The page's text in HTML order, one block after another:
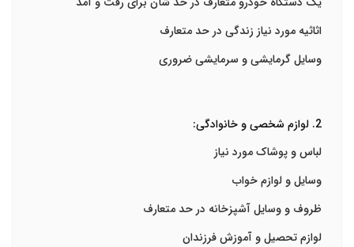
اثاثیه مورد نیاز زندگی در حد متعارف
وسایل گرمایشی و سرمایشی ضروری
2. لوازم شخصی و خانوادگی:
لباس و پوشاک مورد نیاز
وسایل و لوازم خواب
ظروف و وسایل آشپزخانه در حد متعارف
لوازم تحصیل و آموزش فرزندان